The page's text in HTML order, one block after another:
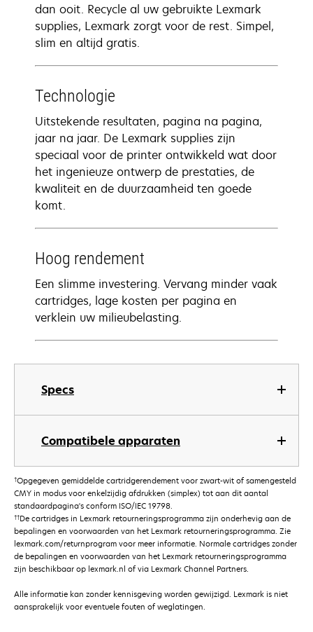
Specs
Compatibele apparaten
dan ooit. Recycle al uw gebruikte Lexmark
supplies, Lexmark zorgt voor de rest. Simpel,
slim en altijd gratis.
Technologie
Uitstekende resultaten, pagina na pagina,
jaar na jaar. De Lexmark supplies zijn
speciaal voor de printer ontwikkeld wat door
het ingenieuze ontwerp de prestaties, de
kwaliteit en de duurzaamheid ten goede
komt.
Hoog rendement
Een slimme investering. Vervang minder vaak
cartridges, lage kosten per pagina en
verklein uw milieubelasting.
†Opgegeven gemiddelde cartridgerendement voor zwart-wit of samengesteld
CMY in modus voor enkelzijdig afdrukken (simplex) tot aan dit aantal
standaardpagina's conform ISO/IEC 19798.
††De cartridges in Lexmark retourneringsprogramma zijn onderhevig aan de
bepalingen en voorwaarden van het Lexmark retourneringsprogramma. Zie
lexmark.com/returnprogram voor meer informatie. Normale cartridges zonder
de bepalingen en voorwaarden van het Lexmark retourneringsprogramma
zijn beschikbaar op lexmark.nl of via Lexmark Channel Partners.
Alle informatie kan zonder kennisgeving worden gewijzigd. Lexmark is niet
aansprakelijk voor eventuele fouten of weglatingen.